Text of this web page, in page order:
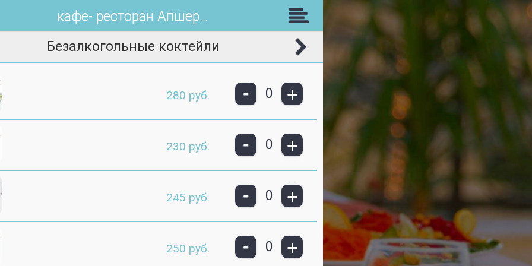
кафе- ресторан Апшерон
Безалкогольные коктейли
280 руб. - 0 +
230 руб. - 0 +
245 руб. - 0 +
250 руб. - 0 +